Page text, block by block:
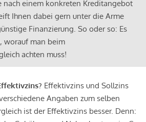
nach einem konkreten Kreditangebot
Ihnen dabei gern unter die Arme
Finanzierung. So oder so: Es
worauf man beim
achten muss!
Effektivzins und Sollzins
Angaben zum selben
ist der Effektivzins besser. Denn: